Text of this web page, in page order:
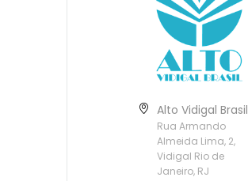
Alto Vidigal Brasil
Rua Armando
Almeida Lima, 2,
Vidigal Rio de
Janeiro, RJ